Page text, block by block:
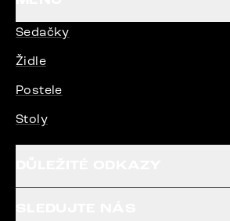
Sedačky
Židle
Postele
Stoly